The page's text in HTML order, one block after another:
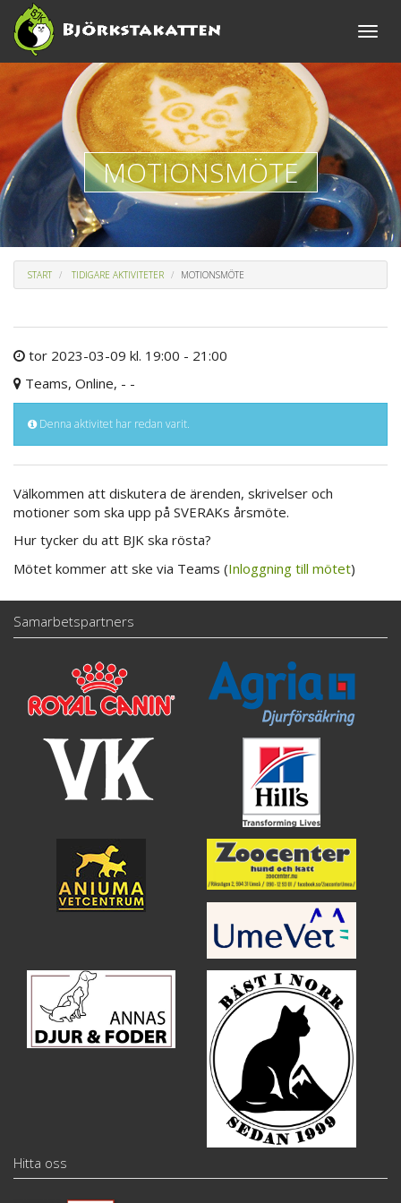
Toggle
MOTIONSMÖTE
START TIDIGARE AKTIVITETER MOTIONSMÖTE
tor 2023-03-09 kl. 19:00 - 21:00
Teams, Online, - -
Denna aktivitet har redan varit.
Välkommen att diskutera de ärenden, skrivelser och
motioner som ska upp på SVERAKs årsmöte.
Hur tycker du att BJK ska rösta?
Mötet kommer att ske via Teams (Inloggning till mötet)
Samarbetspartners
Hitta oss